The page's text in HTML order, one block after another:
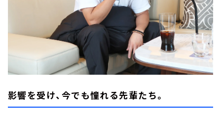
影響を受け、今でも憧れる先輩たち。